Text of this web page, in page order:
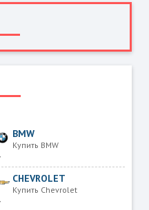
BMW
Купить BMW
CHEVROLET
Купить Chevrolet